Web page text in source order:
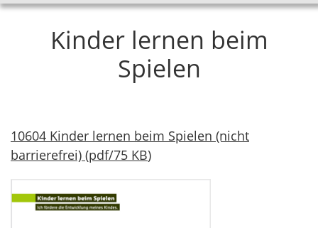
Kinder lernen beim
Spielen
10604 Kinder lernen beim Spielen (nicht
barrierefrei) (pdf/75 KB)